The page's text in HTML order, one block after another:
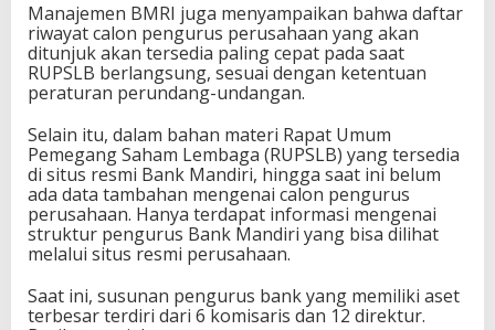
Manajemen BMRI juga menyampaikan bahwa daftar
riwayat calon pengurus perusahaan yang akan
ditunjuk akan tersedia paling cepat pada saat
RUPSLB berlangsung, sesuai dengan ketentuan
peraturan perundang-undangan.
Selain itu, dalam bahan materi Rapat Umum
Pemegang Saham Lembaga (RUPSLB) yang tersedia
di situs resmi Bank Mandiri, hingga saat ini belum
ada data tambahan mengenai calon pengurus
perusahaan. Hanya terdapat informasi mengenai
struktur pengurus Bank Mandiri yang bisa dilihat
melalui situs resmi perusahaan.
Saat ini, susunan pengurus bank yang memiliki aset
terbesar terdiri dari 6 komisaris dan 12 direktur.